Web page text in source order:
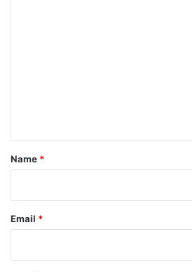
*
Name *
Email *